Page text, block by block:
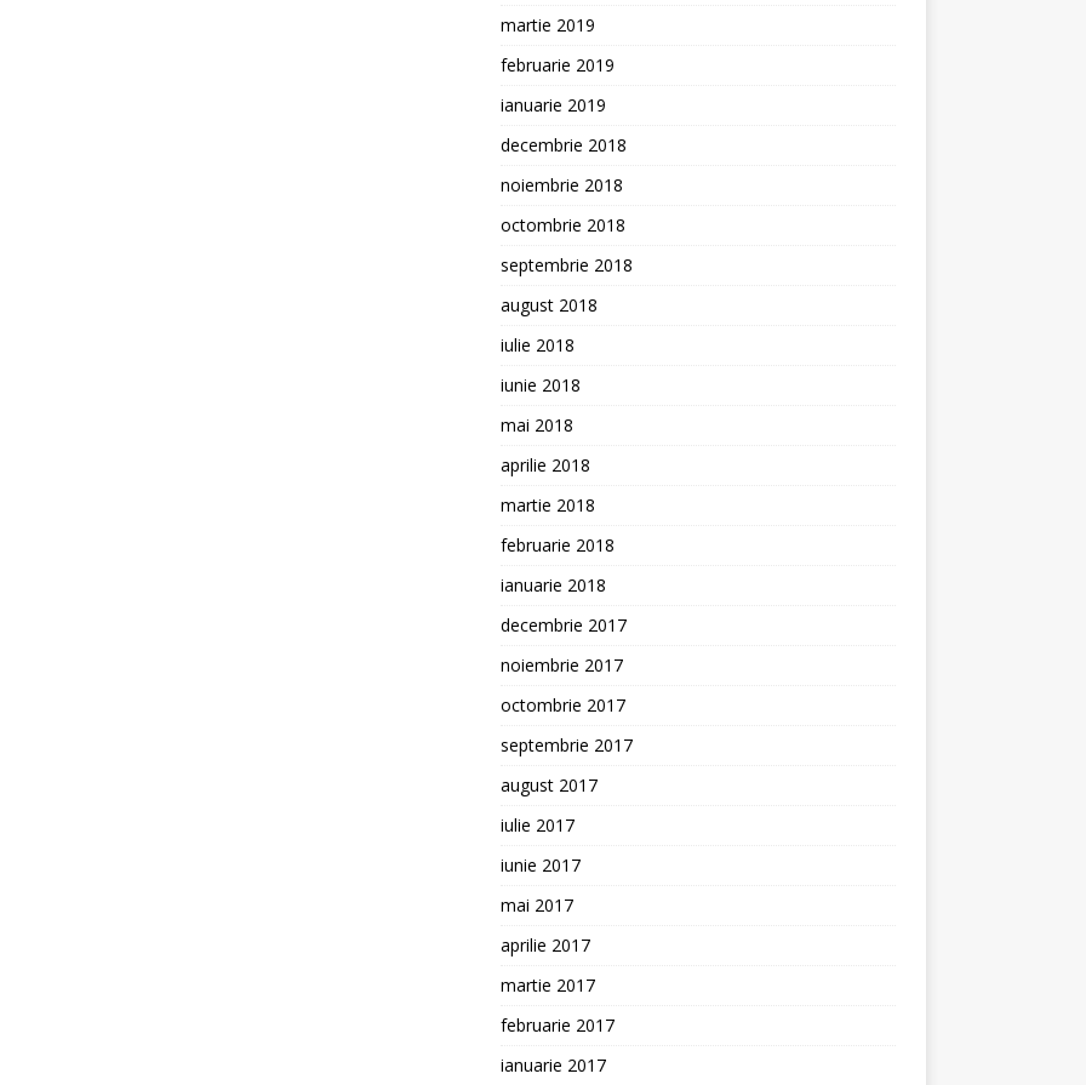
martie 2019
februarie 2019
ianuarie 2019
decembrie 2018
noiembrie 2018
octombrie 2018
septembrie 2018
august 2018
iulie 2018
iunie 2018
mai 2018
aprilie 2018
martie 2018
februarie 2018
ianuarie 2018
decembrie 2017
noiembrie 2017
octombrie 2017
septembrie 2017
august 2017
iulie 2017
iunie 2017
mai 2017
aprilie 2017
martie 2017
februarie 2017
ianuarie 2017